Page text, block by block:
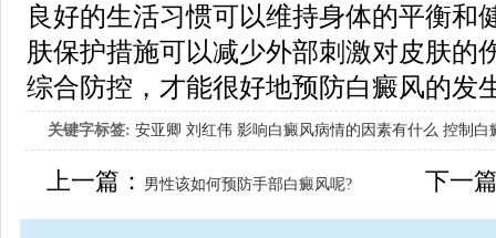
良好的生活习惯可以维持身体的平衡和
肤保护措施可以减少外部刺激对皮肤的
综合防控，才能很好地预防白癜风的发
关键字标签: 安亚卿 刘红伟 影响白癜风病情的因素有什么 控制白
女生应该如何治疗呢
上一篇： 男性该如何预防手部白癜风呢? 下一